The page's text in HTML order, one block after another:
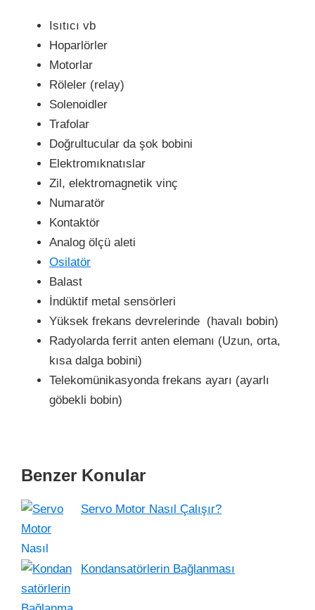
Isıtıcı vb
Hoparlörler
Motorlar
Röleler (relay)
Solenoidler
Trafolar
Doğrultucular da şok bobini
Elektromıknatıslar
Zil, elektromagnetik vinç
Numaratör
Kontaktör
Analog ölçü aleti
Osilatör
Balast
İndüktif metal sensörleri
Yüksek frekans devrelerinde (havalı bobin)
Radyolarda ferrit anten elemanı (Uzun, orta,
kısa dalga bobini)
Telekomünikasyonda frekans ayarı (ayarlı
göbekli bobin)
Benzer Konular
Servo Motor Nasıl Çalışır?
Kondansatörlerin Bağlanması